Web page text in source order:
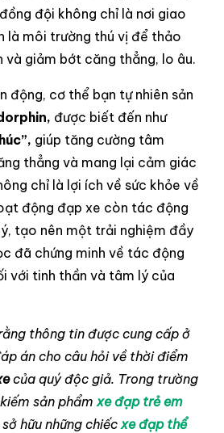
đội không chỉ là nơi giao
là môi trường thú vị để thảo
và giảm bớt căng thẳng, lo âu.
động, cơ thể bạn tự nhiên sản
được biết đến như
giúp tăng cường tâm
thẳng và mang lại cảm giác
chỉ là lợi ích về sức khỏe về
động đạp xe còn tác động
tạo nên một trải nghiệm đầy
đã chứng minh về tác động
với tinh thần và tâm lý của
thông tin được cung cấp ở
án cho câu hỏi về thời điểm
của quý độc giả. Trong trường
sản phẩm xe đạp trẻ em
hữu những chiếc xe đạp thể